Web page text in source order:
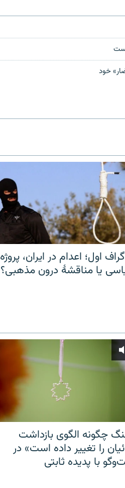
خود
اول؛ اعدام در ایران، پروژه
یا مناقشهٔ درون مذهبی؟
چگونه الگوی بازداشت
را تغییر داده است» در
با پدیده ثابتی